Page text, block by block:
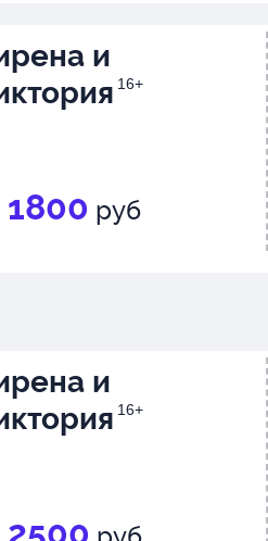
Чусова
и
16+
1800 руб
и
16+
2500